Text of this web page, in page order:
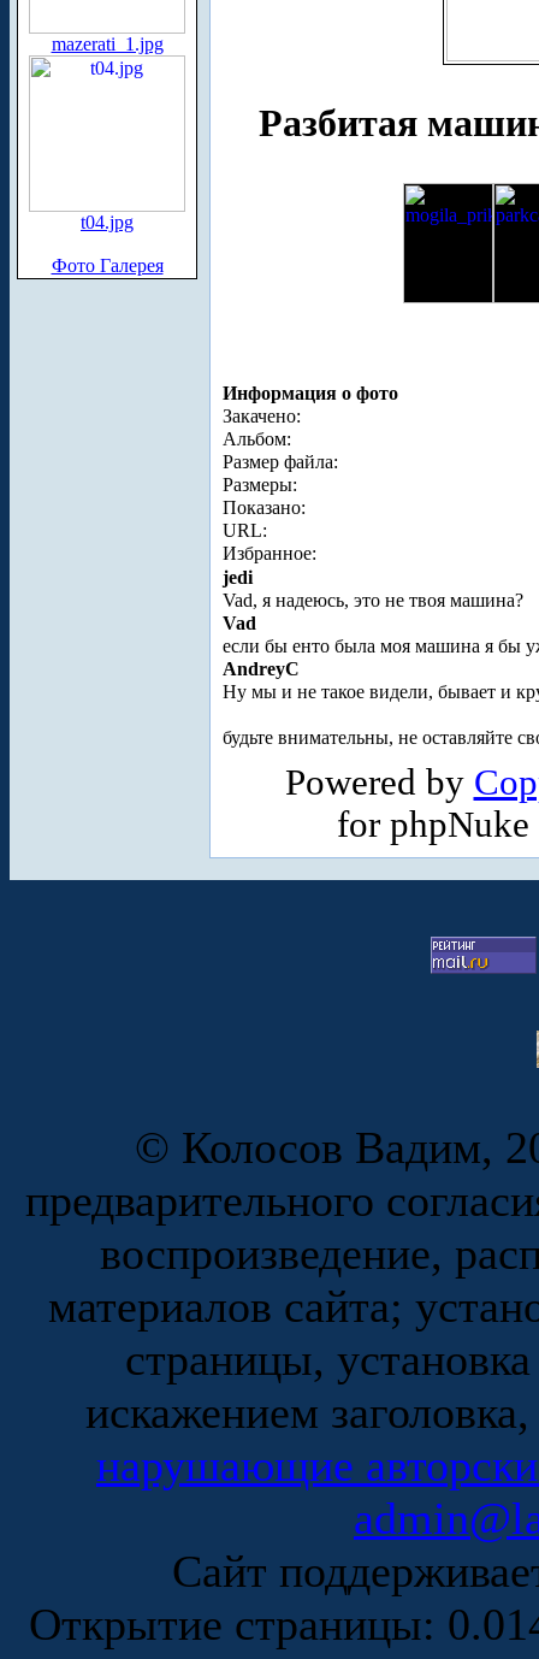
mazerati_1.jpg
t04.jpg
Фото Галерея
Разбитая
Информация о фото
Закачено:
Альбом:
Размер файла:
Размеры:
Показано:
URL:
Избранное:
jedi
Vad, я надеюсь, это не твоя машина?
Vad
если бы енто была моя машина я бы
AndreyC
Ну мы и не такое видели, бывает и
будьте внимательны, не
Powered by
for
© Колосов Вадим,
предварительного
воспроизведение,
материалов сайта;
страницы,
искажением
нарушающие
Сайт
Открытие страницы: